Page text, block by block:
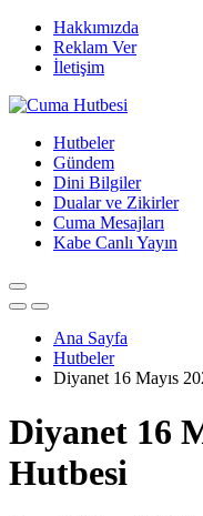
Hakkımızda
Reklam Ver
İletişim
Hutbeler
Gündem
Dini Bilgiler
Dualar ve Zikirler
Cuma Mesajları
Kabe Canlı Yayın
Ana Sayfa
Hutbeler
Diyanet 16 Mayıs
Diyanet 16
Hutbesi